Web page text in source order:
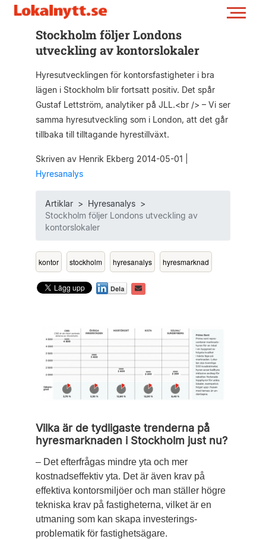
Stockholm följer Londons
utveckling av kontorslokaler
Hyresutvecklingen för kontorsfastigheter i bra
lägen i Stockholm blir fortsatt positiv. Det spår
Gustaf Lettström, analytiker på JLL.<br /> – Vi ser
samma hyresutveckling som i London, att det går
tillbaka till tilltagande hyrestillväxt.
Skriven av Henrik Ekberg 2014-05-01
Hyresanalys
Artiklar> Hyresanalys>
Stockholm följer Londons utveckling av
kontorslokaler
kontor stockholm hyresanalys hyresmarknad
Vilka är de tydligaste trenderna på
hyresmarknaden i Stockholm just nu?
– Det efterfrågas mindre yta och mer
kostnadseffektiv yta. Det är även krav på
effektiva kontorsmiljöer och man ställer högre
tekniska krav på fastigheterna, ­vilket är en
utmaning som kan skapa investerings­
problematik för fastighetsägare.